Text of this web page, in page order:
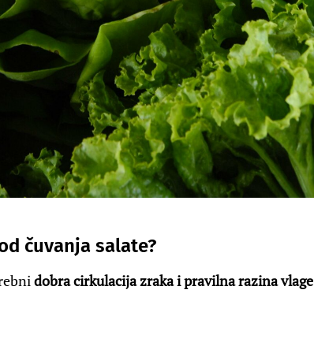
čuvanja salate?
dobra cirkulacija zraka i pravilna razina vlage